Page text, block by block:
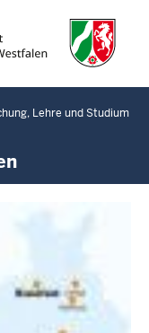
Lehre und Studium